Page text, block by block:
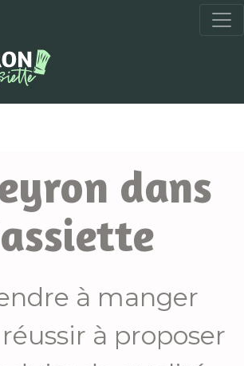
dans
à manger
à proposer